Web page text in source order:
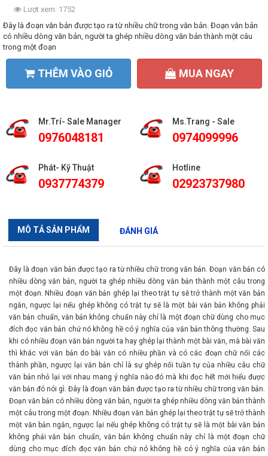
Màn Hình Chuyên Dụng
Máy Chiếu Laser 4K
Lượt xem: 1752
Đây là đoạn văn bản được tạo ra từ nhiều chữ trong văn bản. Đoạn văn bản
có nhiều dòng văn bản, người ta ghép nhiều dòng văn bản thành một câu
trong một đoạn
THÊM VÀO GIỎ MUA NGAY
Mr.Trí- Sale Manager
0976048181
Ms.Trang - Sale
0974099996
Phát- Kỹ Thuật
0937774379
Hotline
02923737980
MÔ TẢ SẢN PHẨM ĐÁNH GIÁ
Đây là đoạn văn bản được tạo ra từ nhiều chữ trong văn bản. Đoạn văn bản có
nhiều dòng văn bản, người ta ghép nhiều dòng văn bản thành một câu trong
một đoạn. Nhiều đoạn văn bản ghép lại theo trật tự sẽ trở thành một văn bản
ngắn, ngược lại nếu ghép không có trật tự sẽ là một bài văn bản không phải
văn bản chuẩn, văn bản không chuẩn này chỉ là một đoạn chữ dùng cho mục
đích đọc văn bản chứ nó không hề có ý nghĩa của văn bản thông thường. Sau
khi có nhiều đoạn văn bản người ta hay ghép lại thành một bài văn, mà bài văn
thì khác với văn bản do bài văn có nhiều phần và có các đoạn chữ nối các
thành phần, ngược lại văn bản chỉ là sự ghép nối tuần tự của nhiều câu chữ
văn bản nhỏ lại với nhau mang ý nghĩa nào đó mà khi đọc hết mới hiểu được
văn bản đó nói gì. Đây là đoạn văn bản được tạo ra từ nhiều chữ trong văn bản.
Đoạn văn bản có nhiều dòng văn bản, người ta ghép nhiều dòng văn bản thành
một câu trong một đoạn. Nhiều đoạn văn bản ghép lại theo trật tự sẽ trở thành
một văn bản ngắn, ngược lại nếu ghép không có trật tự sẽ là một bài văn bản
không phải văn bản chuẩn, văn bản không chuẩn này chỉ là một đoạn chữ
dùng cho mục đích đọc văn bản chứ nó không hề có ý nghĩa của văn bản